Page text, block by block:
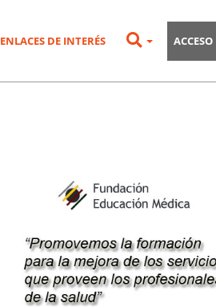
ENLACES DE INTERÉS ACCESO